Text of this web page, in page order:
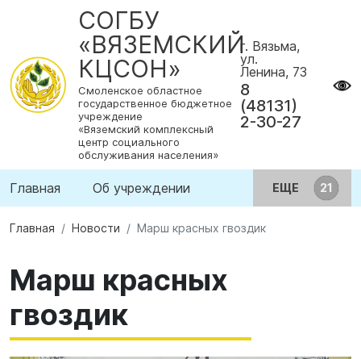
СОГБУ
«ВЯЗЕМСКИЙ
КЦСОН»
Смоленское областное
государственное бюджетное
учреждение
«Вяземский комплексный
центр социального
обслуживания населения»
г. Вязьма,
ул.
Ленина, 73
8
(48131)
2-30-27
Главная Об учреждении ЕЩЕ
Главная Новости Марш красных гвоздик
Марш красных
гвоздик